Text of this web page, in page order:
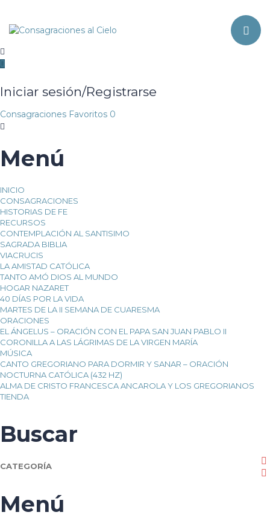
Toggle
Iniciar sesión/Registrarse
Consagraciones Favoritos 0
Menú
INICIO
CONSAGRACIONES
HISTORIAS DE FE
RECURSOS
CONTEMPLACIÓN AL SANTISIMO
SAGRADA BIBLIA
VIACRUCIS
LA AMISTAD CATÓLICA
TANTO AMÓ DIOS AL MUNDO
HOGAR NAZARET
40 DÍAS POR LA VIDA
MARTES DE LA II SEMANA DE CUARESMA
ORACIONES
EL ÁNGELUS – ORACIÓN CON EL PAPA SAN JUAN PABLO II
CORONILLA A LAS LÁGRIMAS DE LA VIRGEN MARÍA
MÚSICA
CANTO GREGORIANO PARA DORMIR Y SANAR – ORACIÓN
NOCTURNA CATÓLICA (432 HZ)
ALMA DE CRISTO FRANCESCA ANCAROLA Y LOS GREGORIANOS
TIENDA
Buscar
CATEGORÍA
Menú